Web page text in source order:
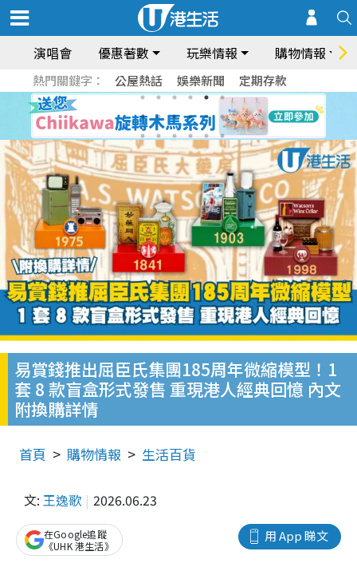
演唱會 優惠著數 玩樂情報 購物情報
熱門關鍵字： 公屋熱話 娛樂新聞 定期存款
易賞錢推出屈臣氏集團185周年微縮模型！1
套 8 款盲盒形式發售 重現港人經典回憶 內文
附換購詳情
首頁 購物情報 生活百貨
文: 王逸歌 2026.06.23
用 App 睇文
在Google追蹤
《UHK 港生活》